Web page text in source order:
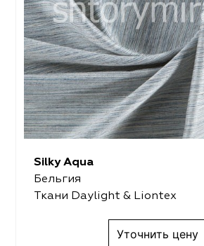
Silky Aqua
Бельгия
Ткани Daylight & Liontex
Уточнить цену